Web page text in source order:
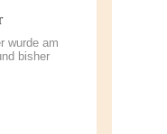
wurde am
bisher